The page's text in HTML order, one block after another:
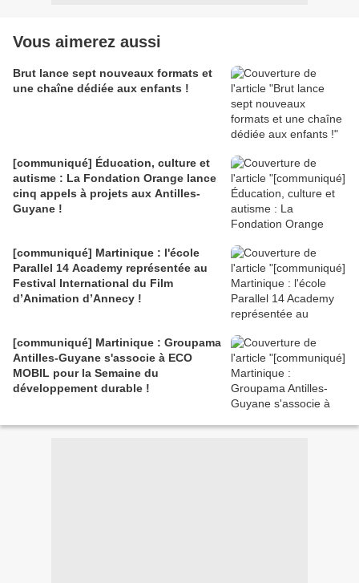
Vous aimerez aussi
Brut lance sept nouveaux formats et
une chaîne dédiée aux enfants !
[communiqué] Éducation, culture et
autisme : La Fondation Orange lance
cinq appels à projets aux Antilles-
Guyane !
[communiqué] Martinique : l'école
Parallel 14 Academy représentée au
Festival International du Film
d’Animation d’Annecy !
[communiqué] Martinique : Groupama
Antilles-Guyane s'associe à ECO
MOBIL pour la Semaine du
développement durable !